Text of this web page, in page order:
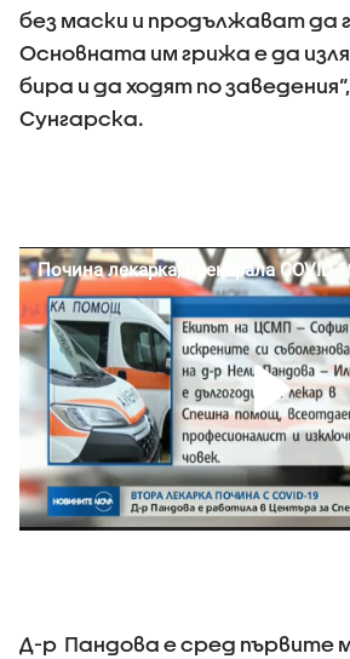
без маски и продължават да
Основната им грижа е да
бира и да ходят по
Сунгарска.
Д-р Пандова е сред първите